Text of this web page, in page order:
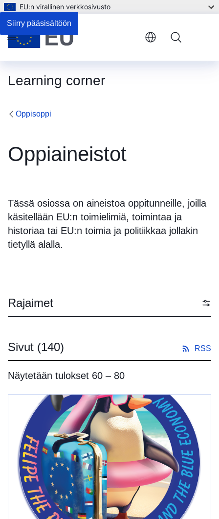
Siirry pääsisältöön
EU:n virallinen verkkosivusto
Learning corner
Menu
Oppisoppi
Oppiaineistot
Tässä osiossa on aineistoa oppitunneille, joilla
käsitellään EU:n toimielimiä, toimintaa ja
historiaa tai EU:n toimia ja politiikkaa jollakin
tietyllä alalla.
Rajaimet
Sivut (140) RSS
Näytetään tulokset 60 – 80